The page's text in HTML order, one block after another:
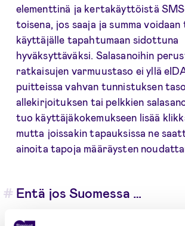
elementtinä ja kertakäyttöistä
toisena, jos saaja ja summa
käyttäjälle tapahtumaan sidottuna
hyväksyttäväksi. Salasanoihin
ratkaisujen varmuustaso ei yllä
puitteissa vahvan tunnistuksen
allekirjoituksen tai pelkkien
tuo käyttäjäkokemukseen lisää
mutta joissakin tapauksissa ne
ainoita tapoja määräysten
Entä jos Suomessa …
… Traficomin valvonnan alle